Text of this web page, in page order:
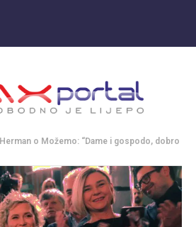
Herman o Možemo: “Dame i gospodo, dobro